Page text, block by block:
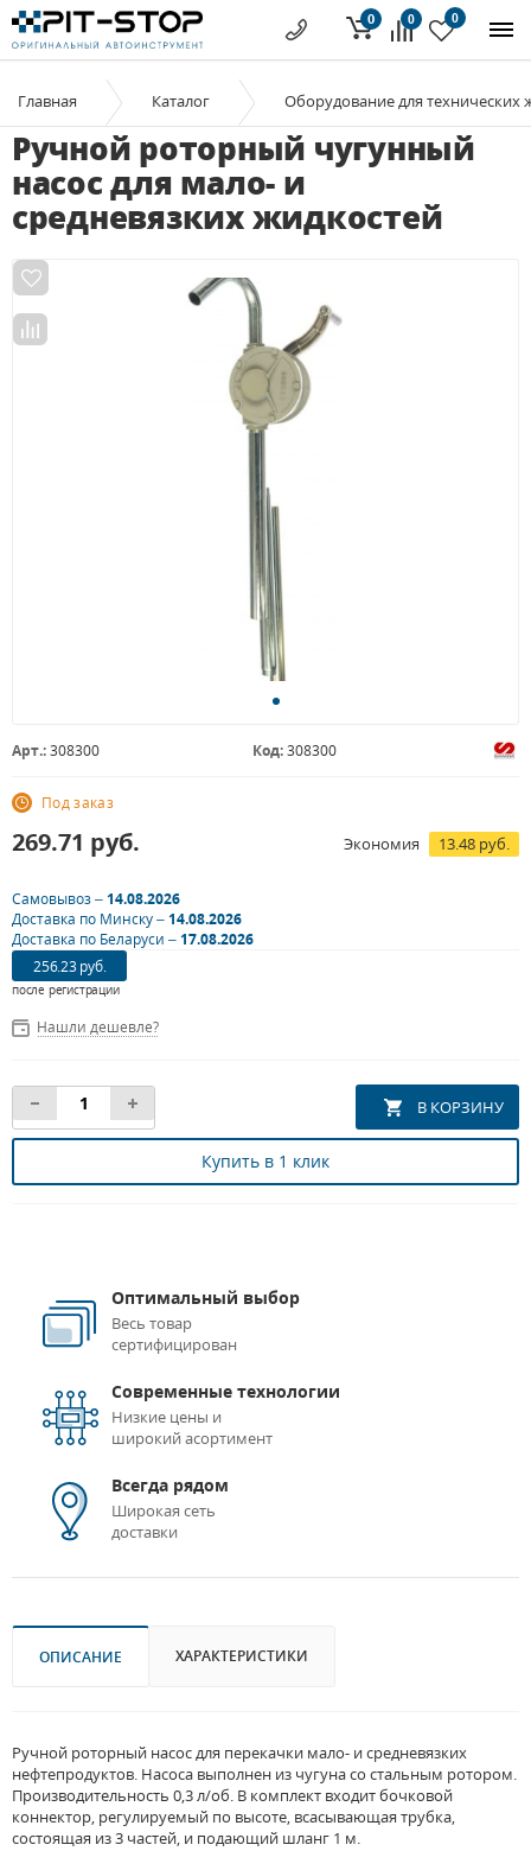
0 0
0
Главная Каталог Оборудование для технических
Ручной роторный чугунный
насос для мало- и
средневязких жидкостей
Арт.:308300 Код:308300
Под заказ
269.71 руб. Экономия 13.48 руб.
Самовывоз –14.08.2026
Доставка по Минску –14.08.2026
Доставка по Беларуси –17.08.2026
256.23 руб.
после регистрации
Нашли дешевле?
Купить в 1 клик
Оптимальный выбор
Весь товар
сертифицирован
Современные технологии
Низкие цены и
широкий асортимент
Всегда рядом
Широкая сеть
доставки
ОПИСАНИЕ ХАРАКТЕРИСТИКИ
Ручной роторный насос для перекачки мало- и средневязких
нефтепродуктов. Насоса выполнен из чугуна со стальным ротором.
Производительность 0,3 л/об. В комплект входит бочковой
коннектор, регулируемый по высоте, всасывающая трубка,
состоящая из 3 частей, и подающий шланг 1 м.